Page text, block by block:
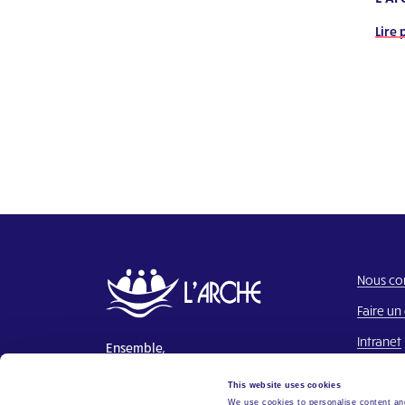
This website uses cookies
We use cookies to personalise content
Lire
Ensemble,
Nous
Faire
Intranet